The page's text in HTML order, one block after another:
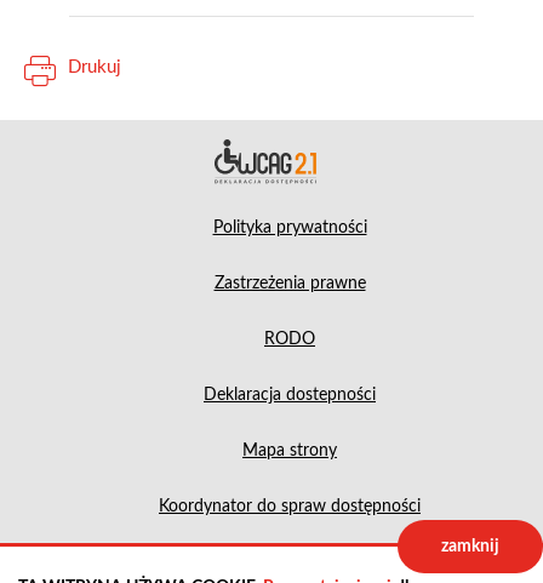
zamknij
Drukuj
Polityka prywatności
Zastrzeżenia prawne
RODO
Deklaracja dostepności
Mapa strony
Koordynator do spraw dostępności
Projekt: IntraCOM.pl